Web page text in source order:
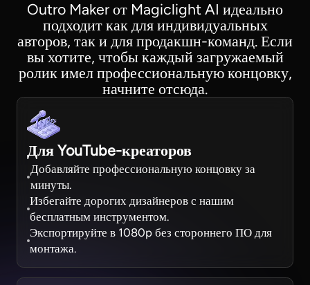
Outro Maker от Magiclight AI идеально
подходит как для индивидуальных
авторов, так и для продакшн-команд. Если
вы хотите, чтобы каждый загружаемый
ролик имел профессиональную концовку,
начните отсюда.
Для YouTube-креаторов
Добавляйте профессиональную концовку за
минуты.
Избегайте дорогих дизайнеров с нашим
бесплатным инструментом.
Экспортируйте в 1080p без стороннего ПО для
монтажа.